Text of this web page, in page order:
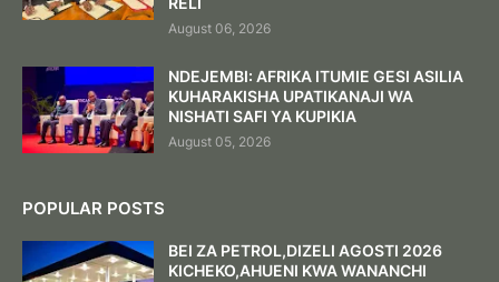
August 06, 2026
NDEJEMBI: AFRIKA ITUMIE GESI ASILIA
KUHARAKISHA UPATIKANAJI WA
NISHATI SAFI YA KUPIKIA
August 05, 2026
POPULAR POSTS
BEI ZA PETROL,DIZELI AGOSTI 2026
KICHEKO,AHUENI KWA WANANCHI